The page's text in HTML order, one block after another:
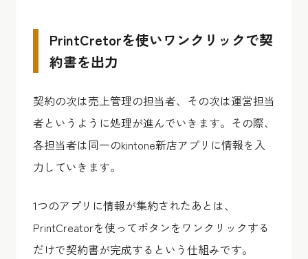
PrintCretorを使いワンクリックで契
約書を出力
契約の次は売上管理の担当者、その次は運営担当
者というように処理が進んでいきます。その際、
各担当者は同一のkintone新店アプリに情報を入
力していきます。
1つのアプリに情報が集約されたあとは、
PrintCreatorを使ってボタンをワンクリックする
だけで契約書が完成するという仕組みです。